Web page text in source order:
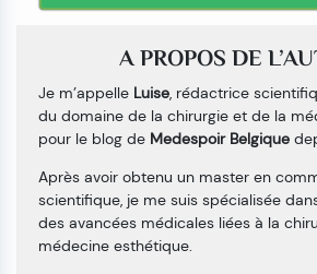
A PROPOS DE
Je m’appelle Luise, rédactrice
du domaine de la chirurgie et de la
pour le blog de Medespoir Belgique
Après avoir obtenu un master en
scientifique, je me suis spécialisée
des avancées médicales liées à la
médecine esthétique.